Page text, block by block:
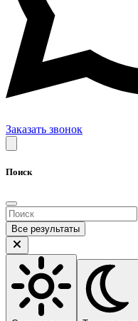
Заказать звонок
Поиск
Все результаты